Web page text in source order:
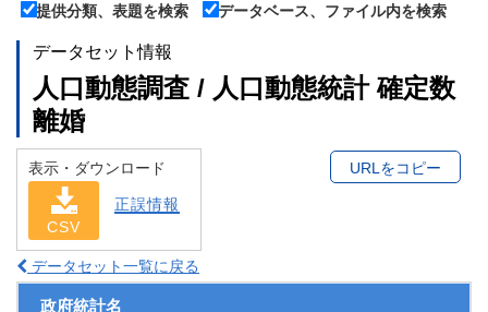
提供分類、表題を検索
データベース、ファイル内を検索
データセット情報
人口動態調査 / 人口動態統計 確定数
離婚
表示・ダウンロード
CSV
正誤情報
URLをコピー
データセット一覧に戻る
政府統計名